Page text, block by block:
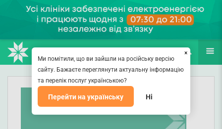
(067) 127-03-03
ПОИСК ЕЩЁ
×
Ми помітили, що ви зайшли на російську версію
сайту. Бажаєте переглянути актуальну інформацію
та перелік послуг українською?
Перейти на українську Ні